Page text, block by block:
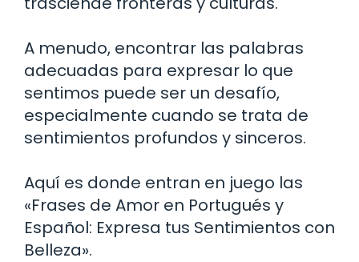
A menudo, encontrar las palabras
adecuadas para expresar lo que
sentimos puede ser un desafío,
especialmente cuando se trata de
sentimientos profundos y sinceros.
Aquí es donde entran en juego las
«Frases de Amor en Portugués y
Español: Expresa tus Sentimientos con
Belleza».